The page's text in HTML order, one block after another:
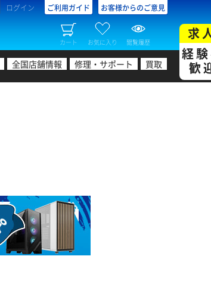
ログイン ご利用ガイド お客様からのご意見
カート お気に入り 閲覧履歴
全国店舗情報 修理・サポート 買取
求
経
歓